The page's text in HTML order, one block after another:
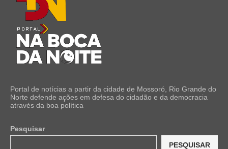
Portal de notícias a partir da cidade de Mossoró, Rio Grande do
Norte defende ações em defesa do cidadão e da democracia
através da boa política
Pesquisar
PESQUISAR